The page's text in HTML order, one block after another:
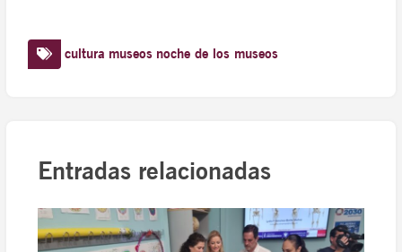
cultura museos noche de los museos
Entradas relacionadas